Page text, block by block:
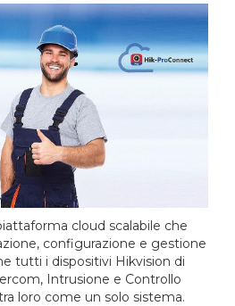
cloud scalabile che
configurazione e gestione
tutti i dispositivi Hikvision di
Intrusione e Controllo
loro come un solo sistema.